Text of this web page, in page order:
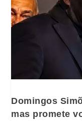
Domingos
mas promete